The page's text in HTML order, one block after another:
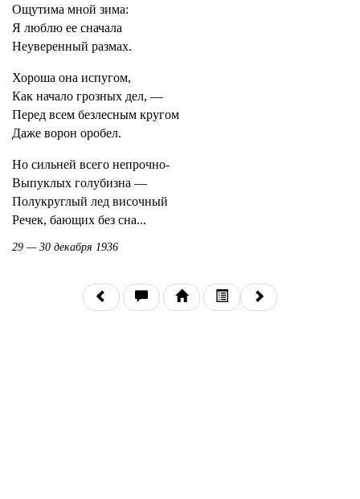
Ощутима мной зима:
Я люблю ее сначала
Неуверенный размах.
Хороша она испугом,
Как начало грозных дел, —
Перед всем безлесным кругом
Даже ворон оробел.
Но сильней всего непрочно-
Выпуклых голубизна —
Полукруглый лед височный
Речек, бающих без сна...
29 — 30 декабря 1936